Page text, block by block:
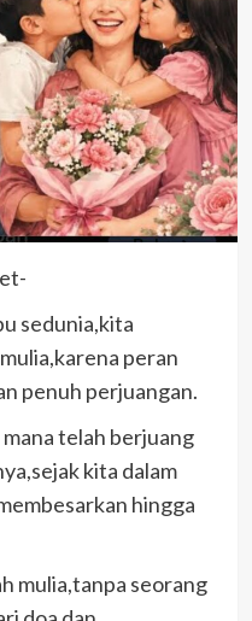
sedunia,kita
peran
penuh perjuangan.
telah berjuang
kita dalam
hingga
mulia,tanpa seorang